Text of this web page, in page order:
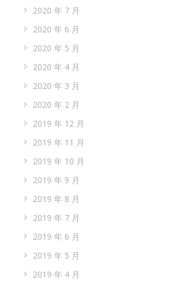
2020 年 7 月
2020 年 6 月
2020 年 5 月
2020 年 4 月
2020 年 3 月
2020 年 2 月
2019 年 12 月
2019 年 11 月
2019 年 10 月
2019 年 9 月
2019 年 8 月
2019 年 7 月
2019 年 6 月
2019 年 5 月
2019 年 4 月